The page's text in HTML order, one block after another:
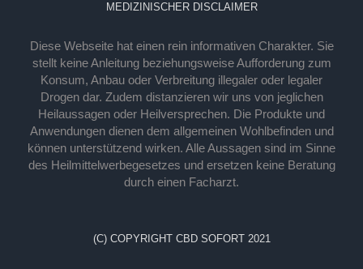
MEDIZINISCHER DISCLAIMER
Diese Webseite hat einen rein informativen Charakter. Sie
stellt keine Anleitung beziehungsweise Aufforderung zum
Konsum, Anbau oder Verbreitung illegaler oder legaler
Drogen dar. Zudem distanzieren wir uns von jeglichen
Heilaussagen oder Heilversprechen. Die Produkte und
Anwendungen dienen dem allgemeinen Wohlbefinden und
können unterstützend wirken. Alle Aussagen sind im Sinne
des Heilmittelwerbegesetzes und ersetzen keine Beratung
durch einen Facharzt.
(C) COPYRIGHT CBD SOFORT 2021